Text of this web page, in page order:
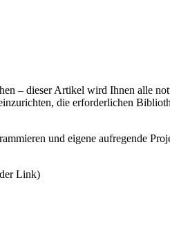
– dieser Artikel wird Ihnen alle
die erforderlichen
und eigene aufregende
Link)